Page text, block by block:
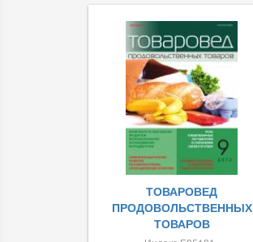
ТОВАРОВЕД
ПРОДОВОЛЬСТВЕННЫХ
ТОВАРОВ